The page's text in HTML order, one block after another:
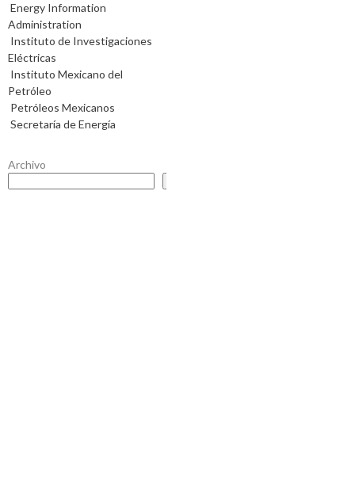
Energy Information
Administration
Instituto de Investigaciones
Eléctricas
Instituto Mexicano del
Petróleo
Petróleos Mexicanos
Secretaría de Energía
Archivo